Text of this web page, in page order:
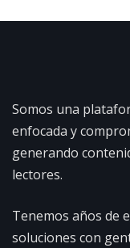
Somos una
enfocada y
generando
lectores.
Tenemos años de
soluciones con